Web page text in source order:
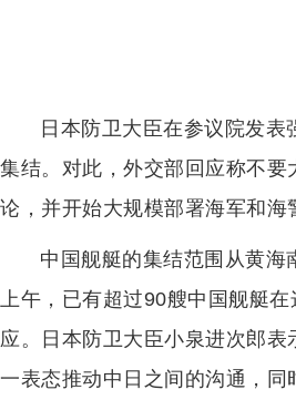
日本防卫大臣在参议院发
集结。对此，外交部回应称不
论，并开始大规模部署海军和海
中国舰艇的集结范围从黄海
上午，已有超过90艘中国舰艇
应。日本防卫大臣小泉进次郎
一表态推动中日之间的沟通，同